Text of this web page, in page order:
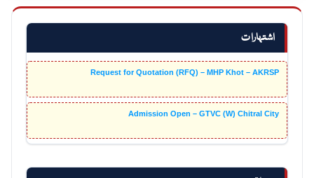
اشتہارات
Request for Quotation (RFQ) – MHP Khot – AKRSP
Admission Open – GTVC (W) Chitral City